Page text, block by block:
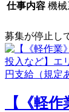
仕事内容 機械
募集が停止し
【《軽